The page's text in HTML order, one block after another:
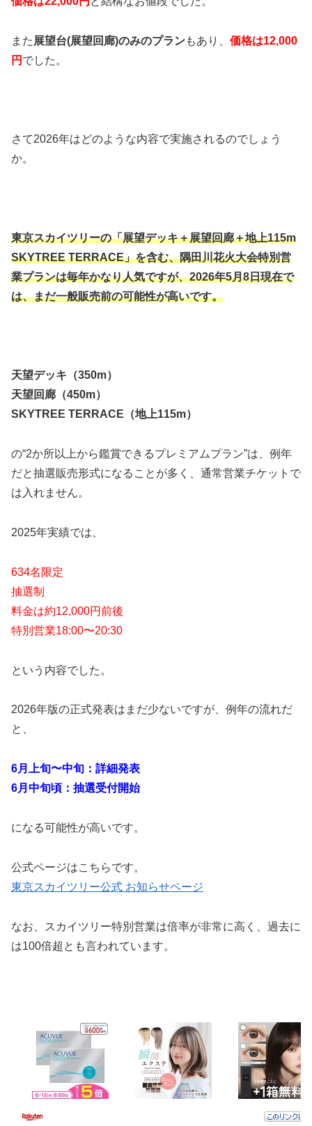
また 展望台(展望回廊)のみのプランもあり、 価格は12,000
円 でした。
さて2026年はどのような内容で実施されるのでしょう
か。
東京スカイツリーの「展望デッキ＋展望回廊＋地上115m
SKYTREE TERRACE」を含む、隅田川花火大会特別営
業プランは毎年かなり人気ですが、2026年5月8日現在で
は、まだ一般販売前の可能性が高いです。
天望デッキ（350m）
天望回廊（450m）
SKYTREE TERRACE（地上115m）
の“2か所以上から鑑賞できるプレミアムプラン”は、例年
だと抽選販売形式になることが多く、通常営業チケットで
は入れません。
2025年実績では、
634名限定
抽選制
料金は約12,000円前後
特別営業18:00〜20:30
という内容でした。
2026年版の正式発表はまだ少ないですが、例年の流れだ
と、
6月上旬〜中旬：詳細発表
6月中旬頃：抽選受付開始
になる可能性が高いです。
公式ページはこちらです。
東京スカイツリー公式 お知らせページ
なお、スカイツリー特別営業は倍率が非常に高く、過去に
は100倍超とも言われています。